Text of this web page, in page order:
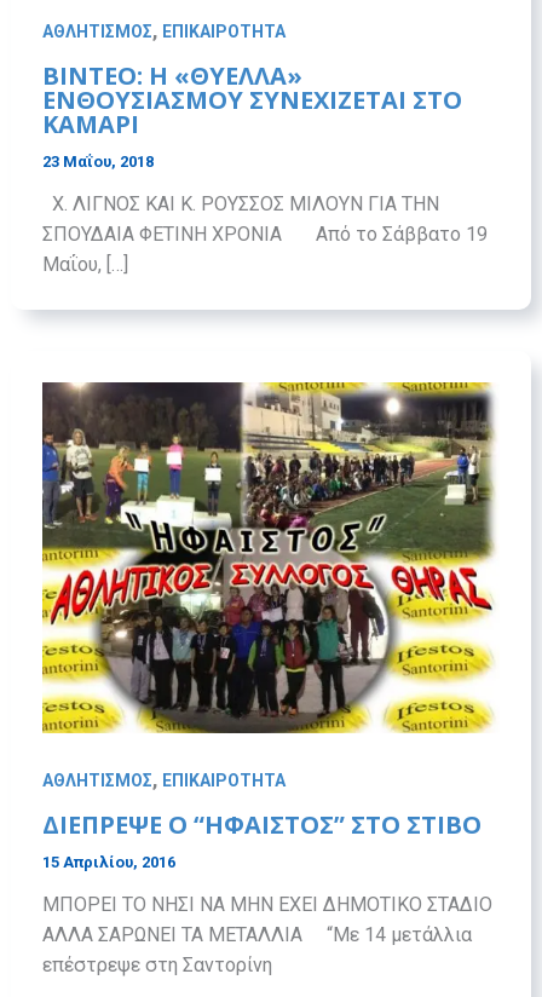
ΑΘΛΗΤΙΣΜΟΣ, ΕΠΙΚΑΙΡΟΤΗΤΑ
ΒΙΝΤΕΟ: Η «ΘΥΕΛΛΑ»
ΕΝΘΟΥΣΙΑΣΜΟΥ ΣΥΝΕΧΙΖΕΤΑΙ ΣΤΟ
ΚΑΜΑΡΙ
23 Μαΐου, 2018
Χ. ΛΙΓΝΟΣ ΚΑΙ Κ. ΡΟΥΣΣΟΣ ΜΙΛΟΥΝ ΓΙΑ ΤΗΝ
ΣΠΟΥΔΑΙΑ ΦΕΤΙΝΗ ΧΡΟΝΙΑ Από το Σάββατο 19
Μαΐου, […]
ΑΘΛΗΤΙΣΜΟΣ, ΕΠΙΚΑΙΡΟΤΗΤΑ
ΔΙΕΠΡΕΨΕ Ο “ΗΦΑΙΣΤΟΣ” ΣΤΟ ΣΤΙΒΟ
15 Απριλίου, 2016
ΜΠΟΡΕΙ ΤΟ ΝΗΣΙ ΝΑ ΜΗΝ ΕΧΕΙ ΔΗΜΟΤΙΚΟ ΣΤΑΔΙΟ
ΑΛΛΑ ΣΑΡΩΝΕΙ ΤΑ ΜΕΤΑΛΛΙΑ “Με 14 μετάλλια
επέστρεψε στη Σαντορίνη